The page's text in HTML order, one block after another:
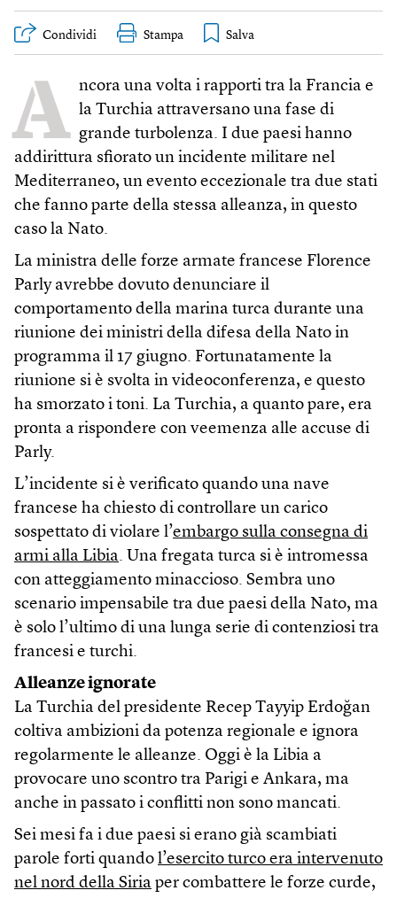
Condividi Stampa
A ncora una volta i rapporti tra la Francia e
la Turchia attraversano una fase di
grande turbolenza. I due paesi hanno
addirittura sfiorato un incidente militare nel
Mediterraneo, un evento eccezionale tra due stati
che fanno parte della stessa alleanza, in questo
caso la Nato.
La ministra delle forze armate francese Florence
Parly avrebbe dovuto denunciare il
comportamento della marina turca durante una
riunione dei ministri della difesa della Nato in
programma il 17 giugno. Fortunatamente la
riunione si è svolta in videoconferenza, e questo
ha smorzato i toni. La Turchia, a quanto pare, era
pronta a rispondere con veemenza alle accuse di
Parly.
L’incidente si è verificato quando una nave
francese ha chiesto di controllare un carico
sospettato di violare l’embargo sulla consegna di
armi alla Libia. Una fregata turca si è intromessa
con atteggiamento minaccioso. Sembra uno
scenario impensabile tra due paesi della Nato, ma
è solo l’ultimo di una lunga serie di contenziosi tra
francesi e turchi.
Alleanze ignorate
La Turchia del presidente Recep Tayyip Erdoğan
coltiva ambizioni da potenza regionale e ignora
regolarmente le alleanze. Oggi è la Libia a
provocare uno scontro tra Parigi e Ankara, ma
anche in passato i conflitti non sono mancati.
Sei mesi fa i due paesi si erano già scambiati
parole forti quando l’esercito turco era intervenuto
nel nord della Siria per combattere le forze curde,